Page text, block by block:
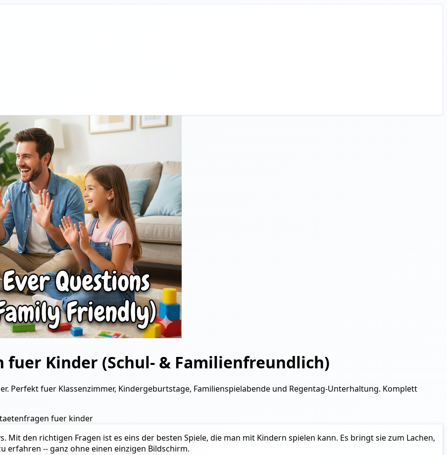
fuer Kinder (Schul- & Familienfreundlich)
Perfekt fuer Klassenzimmer, Kindergeburtstage, Familienspielabende und Regentag-Unterhaltung. Komplett
fragen fuer kinder
Mit den richtigen Fragen ist es eins der besten Spiele, die man mit Kindern spielen kann. Es bringt sie zum Lachen,
erfahren -- ganz ohne einen einzigen Bildschirm.